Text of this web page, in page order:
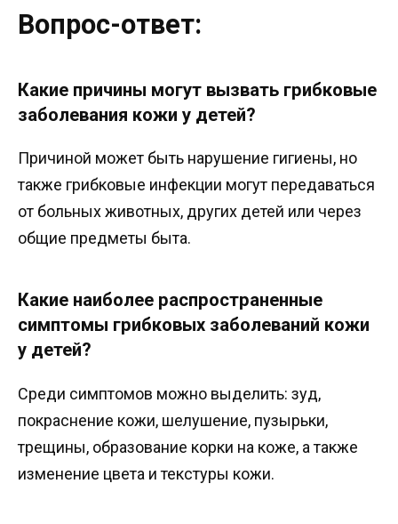
Вопрос-ответ:
Какие причины могут вызвать грибковые
заболевания кожи у детей?
Причиной может быть нарушение гигиены, но
также грибковые инфекции могут передаваться
от больных животных, других детей или через
общие предметы быта.
Какие наиболее распространенные
симптомы грибковых заболеваний кожи
у детей?
Среди симптомов можно выделить: зуд,
покраснение кожи, шелушение, пузырьки,
трещины, образование корки на коже, а также
изменение цвета и текстуры кожи.